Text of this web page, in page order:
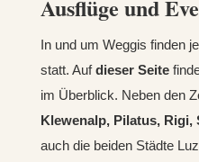
Ausflüge und
In und um Weggis finden
statt. Aufdieser Seite
im Überblick. Neben den
Klewenalp, Pilatus, Rigi,
auch die beiden Städte